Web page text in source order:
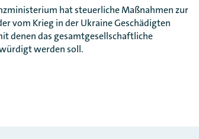
hat steuerliche Maßnahmen zur
vom Krieg in der Ukraine Geschädigten
denen das gesamtgesellschaftliche
werden soll.